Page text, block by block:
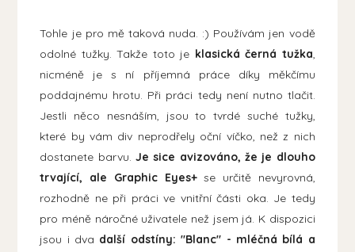
Tohle je pro mě taková nuda. :) Používám jen vodě
odolné tužky. Takže toto je klasická černá tužka,
nicméně je s ní příjemná práce díky měkčímu
poddajnému hrotu. Při práci tedy není nutno tlačit.
Jestli něco nesnáším, jsou to tvrdé suché tužky,
které by vám div neprodřely oční víčko, než z nich
dostanete barvu.Je sice avizováno, že je dlouho
trvající, ale Graphic Eyes+se určitě nevyrovná,
rozhodně ne při práci ve vnitřní části oka. Je tedy
pro méně náročné uživatele než jsem já. K dispozici
jsou i dva další odstíny: "Blanc" - mléčná bílá a